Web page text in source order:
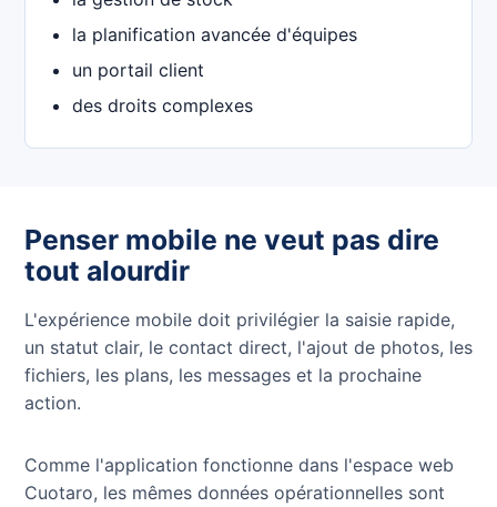
la planification avancée d'équipes
un portail client
des droits complexes
Penser mobile ne veut pas dire
tout alourdir
L'expérience mobile doit privilégier la saisie rapide,
un statut clair, le contact direct, l'ajout de photos, les
fichiers, les plans, les messages et la prochaine
action.
Comme l'application fonctionne dans l'espace web
Cuotaro, les mêmes données opérationnelles sont